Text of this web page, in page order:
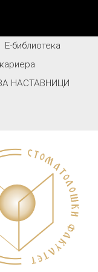
Е-библиотека
НАСТАВНИЦИ